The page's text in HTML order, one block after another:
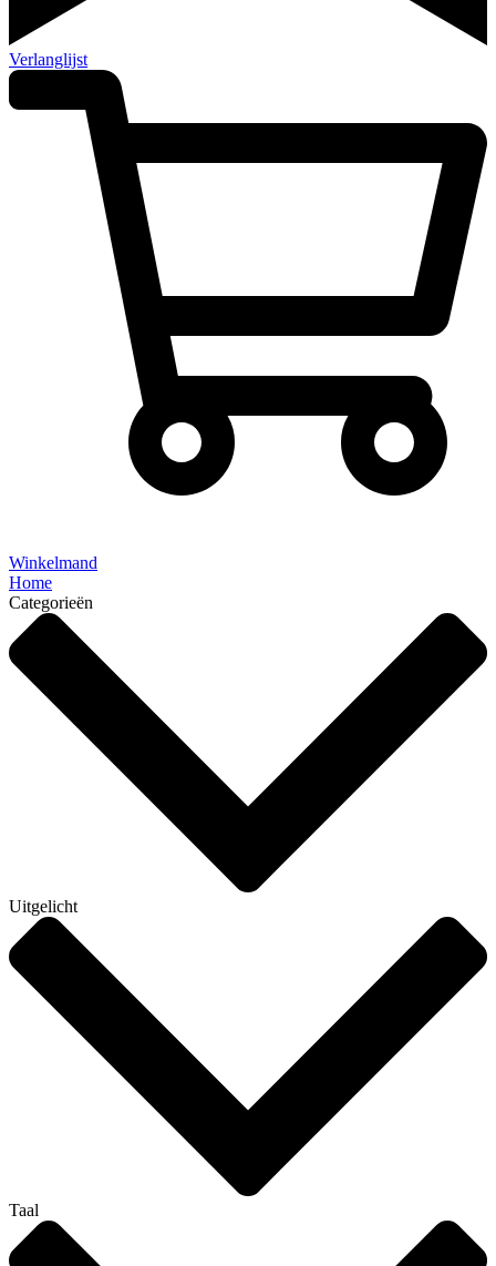
Verlanglijst
Winkelmand
Home
Categorieën
Uitgelicht
Taal